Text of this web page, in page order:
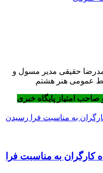
حقیقی مدیر مسول و
عمومی هنر هشتم
امتیاز پایگاه خبری
کارگران به مناسبت فرا